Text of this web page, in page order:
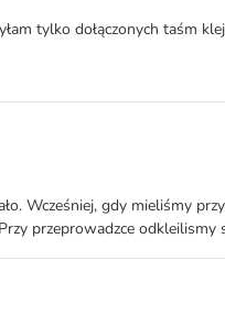
tylko dołączonych taśm
Wcześniej, gdy mieliśmy
przeprowadzce